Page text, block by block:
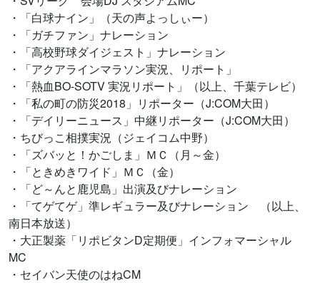
・「白球ナイン」（天の声よっしぃー）
・「ガチファン」ナレーション
・「高校野球ダイジェスト」ナレーション
・「アクアラインマラソン実況、リポート」
・「熱血BO-SOTV 実況リポート」（以上、千葉テレビ）
・「私の町の防災2018」リポーター（J:COM大田）
・「デイリーニュース」中継リポーター（J:COM大田）
・ちびっこ相撲実況（ジェイコム中野）
・「ズバッと！かごしま」ＭＣ（月～金）
・「ときめきワイド」ＭＣ（金）
・「ど～んと鹿児島」出演及びナレーション
・「てゲてゲ」準レギュラー及びナレーション （以上、
南日本放送）
・大正製薬「リポビタンD定期便」インフォマーシャル
MC
・セイバン天使のはねCM